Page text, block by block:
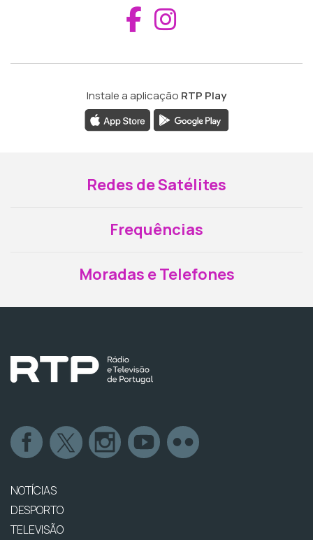
Aceder ao
Instale a aplicação RTP Play
Redes de Satélites
Frequências
Moradas e Telefones
NOTÍCIAS
DESPORTO
TELEVISÃO